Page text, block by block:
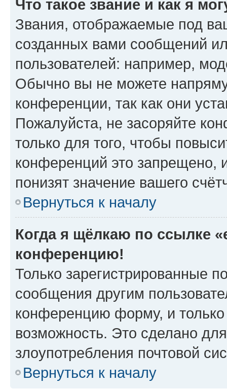
Что такое звание и как я
Звания, отображаемые под
созданных вами сообщений
пользователей: например,
Обычно вы не можете
конференции, так как они
Пожалуйста, не засоряйте
только для того, чтобы
конференций это запрещено,
понизят значение вашего
Вернуться к началу
Когда я щёлкаю по ссылке
конференцию!
Только зарегистрированные
сообщения другим
конференцию форму, и
возможность. Это сделано
злоупотребления почтовой
Вернуться к началу